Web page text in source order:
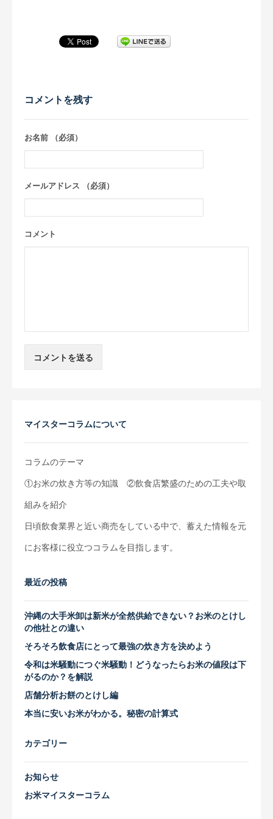
コメントを残す
お名前 （必須）
メールアドレス （必須）
コメント
マイスターコラムについて
コラムのテーマ
①お米の炊き方等の知識 ②飲食店繁盛のための工夫や取
組みを紹介
日頃飲食業界と近い商売をしている中で、蓄えた情報を元
にお客様に役立つコラムを目指します。
最近の投稿
沖縄の大手米卸は新米が全然供給できない？お米のとけし
の他社との違い
そろそろ飲食店にとって最強の炊き方を決めよう
令和は米騒動につぐ米騒動！どうなったらお米の値段は下
がるのか？を解説
店舗分析お餅のとけし編
本当に安いお米がわかる。秘密の計算式
カテゴリー
お知らせ
お米マイスターコラム